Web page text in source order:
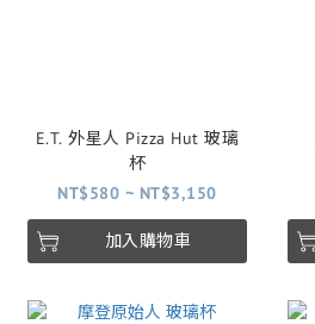
E.T. 外星人 Pizza Hut 玻璃
杯
NT$580 ~ NT$3,150
加入購物車